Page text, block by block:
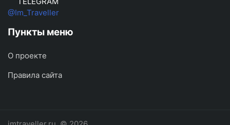
@Im_Traveller
Пункты меню
О проекте
Правила сайта